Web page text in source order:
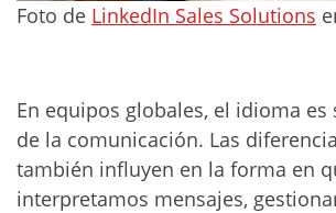
Foto de LinkedIn Sales Solutions
En equipos globales, el idioma
de la comunicación. Las
también influyen en la forma en
interpretamos mensajes,